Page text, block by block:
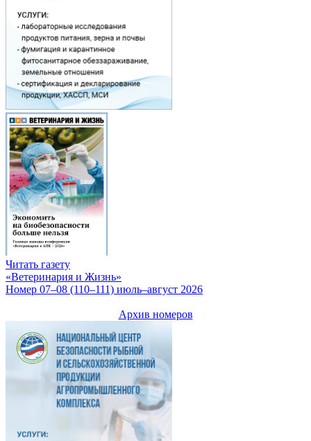
Читать газету
«Ветеринария и Жизнь»
Номер 07–08 (110–111) июль–август 2026
Архив номеров